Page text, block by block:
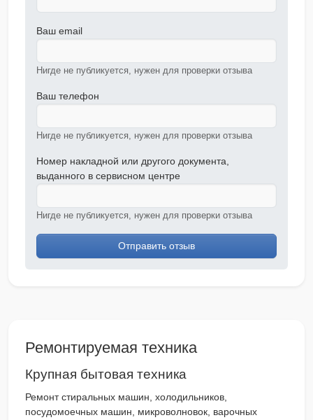
Ваш email
Нигде не публикуется, нужен для проверки отзыва
Ваш телефон
Нигде не публикуется, нужен для проверки отзыва
Номер накладной или другого документа,
выданного в сервисном центре
Нигде не публикуется, нужен для проверки отзыва
Отправить отзыв
Ремонтируемая техника
Крупная бытовая техника
Ремонт стиральных машин, холодильников,
посудомоечных машин, микроволновок, варочных